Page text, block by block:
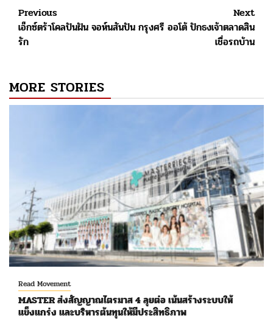
Post
navigation
Previous
เอ็กซ์ตร้าโคลปันฝัน จอห์นสันปัน
รัก
Next
กรุงศรี ออโต้ ปักธงเจ้าตลาดสิน
เชื่อรถบ้าน
MORE STORIES
Read Movement
MASTER ส่งสัญญาณไตรมาส 4 ลุยต่อ เน้นสร้างระบบให้
แข็งแกร่ง และบริหารต้นทุนให้มีประสิทธิภาพ